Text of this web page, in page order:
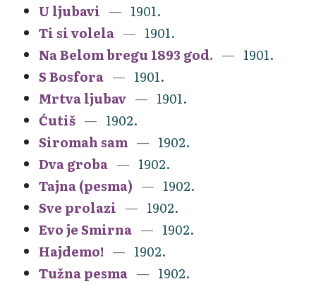
U ljubavi
1901.
Ti si volela
1901.
Na Belom bregu 1893 god.
1901.
S Bosfora
1901.
Mrtva ljubav
1901.
Ćutiš
1902.
Siromah sam
1902.
Dva groba
1902.
Tajna (pesma)
1902.
Sve prolazi
1902.
Evo je Smirna
1902.
Hajdemo!
1902.
Tužna pesma
1902.